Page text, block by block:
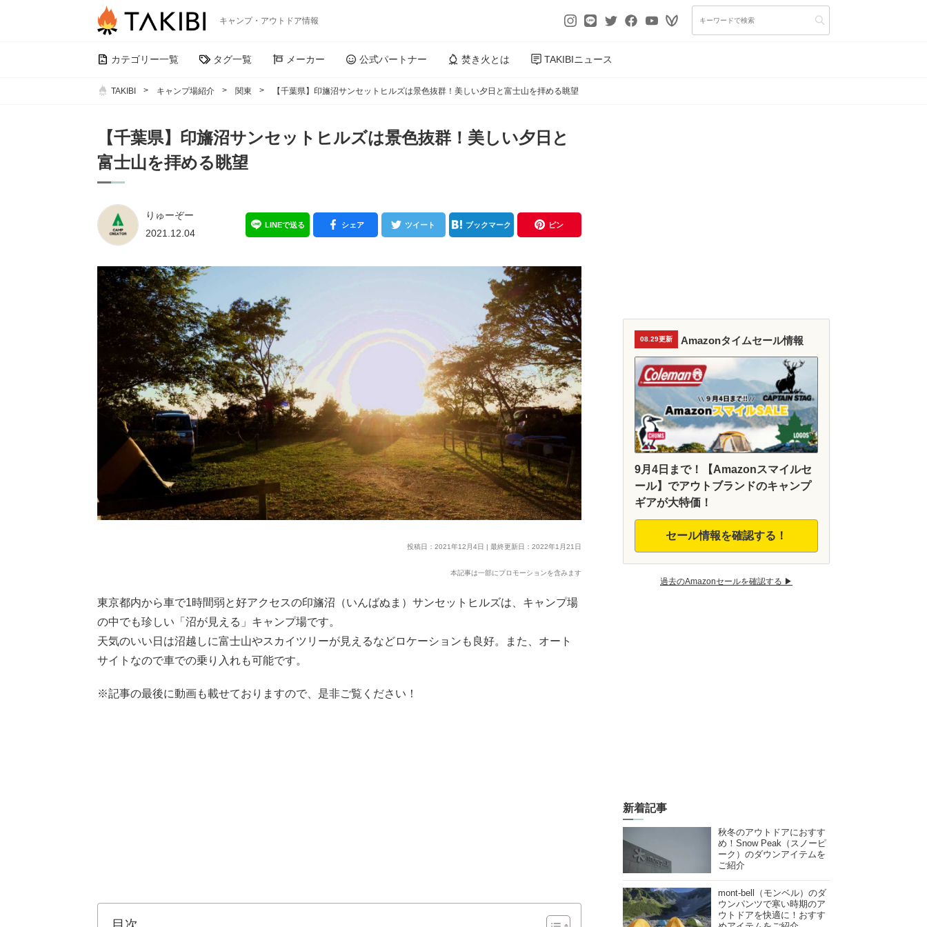
キャンプ・アウトドア情報
カテゴリー一覧 タグ一覧 メーカー 公式パートナー 焚き火とは TAKIBIニュース
TAKIBI キャンプ場紹介 関東 【千葉県】印旛沼サンセットヒルズは景色抜群！美しい夕日と富士山を拝める眺望
【千葉県】印旛沼サンセットヒルズは景色抜群！美しい夕日と
富士山を拝める眺望
りゅーぞー
2021.12.04
LINEで送る シェア ツイート ブックマーク ピン
投稿日：2021年12月4日 | 最終更新日：2022年1月21日
本記事は一部にプロモーションを含みます
東京都内から車で1時間弱と好アクセスの印旛沼（いんばぬま）サンセットヒルズは、キャンプ場
の中でも珍しい「沼が見える」キャンプ場です。
天気のいい日は沼越しに富士山やスカイツリーが見えるなどロケーションも良好。また、オート
サイトなので車での乗り入れも可能です。
※記事の最後に動画も載せておりますので、是非ご覧ください！
08.29更新 Amazonタイムセール情報
9月4日まで！【Amazonスマイルセ
ール】でアウトブランドのキャンプ
ギアが大特価！
セール情報を確認する！
過去のAmazonセールを確認する ▶︎
新着記事
秋冬のアウトドアにおすす
め！Snow Peak（スノーピ
ーク）のダウンアイテムを
ご紹介
mont-bell（モンベル）のダ
ウンパンツで寒い時期のア
ウトドアを快適に！おすす